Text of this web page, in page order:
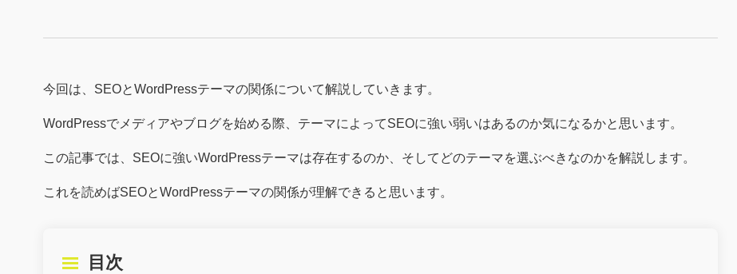
今回は、SEOとWordPressテーマの関係について解説していきます。
WordPressでメディアやブログを始める際、テーマによってSEOに強い弱いはあるのか気になるかと思います。
この記事では、SEOに強いWordPressテーマは存在するのか、そしてどのテーマを選ぶべきなのかを解説します。
これを読めばSEOとWordPressテーマの関係が理解できると思います。
目次